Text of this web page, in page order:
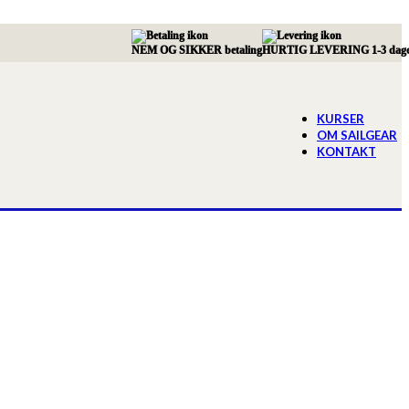
NEM OG SIKKER betalingHURTIG LEVERING 1-3
KURSER
OM SAILGEAR
KONTAKT